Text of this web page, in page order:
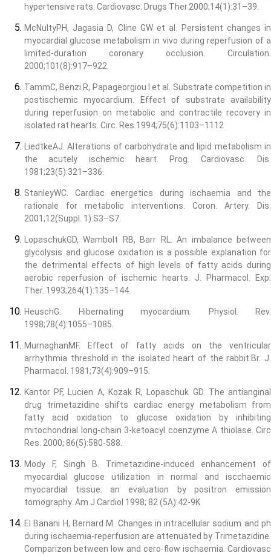
hypertensive rats. Cardiovasc. Drugs Ther.2000;14(1):31–39.
McNultyPH, Jagasia D, Cline GW et al. Persistent changes in
myocardial glucose metabolism in vivo during reperfusion of a
limited-duration coronary occlusion. Circulation.
2000;101(8):917–922.
TammC, Benzi R, Papageorgiou I et al. Substrate competition in
postischemic myocardium. Effect of substrate availability
during reperfusion on metabolic and contractile recovery in
isolated rat hearts. Circ. Res.1994;75(6):1103–1112
LiedtkeAJ. Alterations of carbohydrate and lipid metabolism in
the acutely ischemic heart. Prog. Cardiovasc. Dis.
1981;23(5):321–336.
StanleyWC. Cardiac energetics during ischaemia and the
rationale for metabolic interventions. Coron. Artery. Dis.
2001;12(Suppl. 1):S3–S7.
LopaschukGD, Wambolt RB, Barr RL. An imbalance between
glycolysis and glucose oxidation is a possible explanation for
the detrimental effects of high levels of fatty acids during
aerobic reperfusion of ischemic hearts. J. Pharmacol. Exp.
Ther. 1993;264(1):135–144.
HeuschG. Hibernating myocardium. Physiol. Rev.
1998;78(4):1055–1085.
MurnaghanMF. Effect of fatty acids on the ventricular
arrhythmia threshold in the isolated heart of the rabbit.Br. J.
Pharmacol. 1981;73(4):909–915.
Kantor PF, Lucien A, Kozak R, Lopaschuk GD. The antianginal
drug trimetazidine shifts cardiac energy metabolism from
fatty acid oxidation to glucose oxidation by inhibiting
mitochondrial long-chain 3-ketoacyl coenzyme A thiolase. Circ
Res. 2000; 86(5):580-588.
Mody F, Singh B. Trimetazidine-induced enhancement of
myocardial glucose utilization in normal and iscchaemic
myocardial tissue: an evaluation by positron emission
tomography. Am J Cardiol 1998; 82 (5A):42-9K
El Banani H, Bernard M. Changes in intracellular sodium and ph
during ischaemia-reperfusion are attenuated by Trimetazidine.
Comparizon between low and cero-flow ischaemia. Cardiovasc